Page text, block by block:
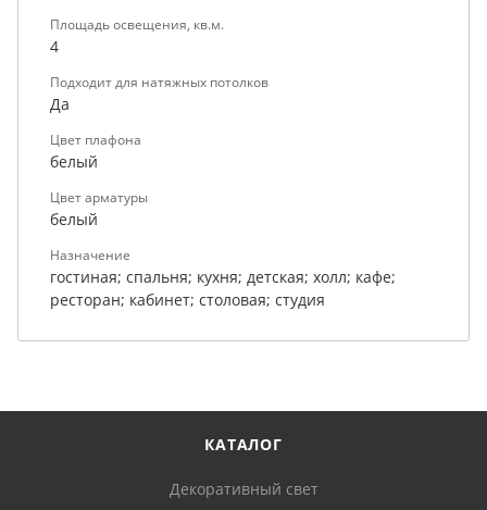
Площадь освещения, кв.м.
4
Подходит для натяжных потолков
Да
Цвет плафона
белый
Цвет арматуры
белый
Назначение
гостиная; спальня; кухня; детская; холл; кафе;
ресторан; кабинет; столовая; студия
КАТАЛОГ
Декоративный свет